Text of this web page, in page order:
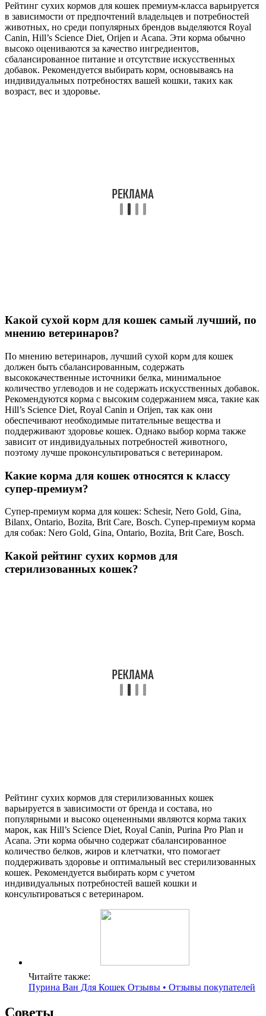
Рейтинг сухих кормов для кошек премиум-класса варьируется
в зависимости от предпочтений владельцев и потребностей
животных, но среди популярных брендов выделяются Royal
Canin, Hill’s Science Diet, Orijen и Acana. Эти корма обычно
высоко оцениваются за качество ингредиентов,
сбалансированное питание и отсутствие искусственных
добавок. Рекомендуется выбирать корм, основываясь на
индивидуальных потребностях вашей кошки, таких как
возраст, вес и здоровье.
Какой сухой корм для кошек самый лучший, по
мнению ветеринаров?
По мнению ветеринаров, лучший сухой корм для кошек
должен быть сбалансированным, содержать
высококачественные источники белка, минимальное
количество углеводов и не содержать искусственных добавок.
Рекомендуются корма с высоким содержанием мяса, такие как
Hill’s Science Diet, Royal Canin и Orijen, так как они
обеспечивают необходимые питательные вещества и
поддерживают здоровье кошек. Однако выбор корма также
зависит от индивидуальных потребностей животного,
поэтому лучше проконсультироваться с ветеринаром.
Какие корма для кошек относятся к классу
супер-премиум?
Супер-премиум корма для кошек: Schesir, Nero Gold, Gina,
Bilanx, Ontario, Bozita, Brit Care, Bosch. Супер-премиум корма
для собак: Nero Gold, Gina, Ontario, Bozita, Brit Care, Bosch.
Какой рейтинг сухих кормов для
стерилизованных кошек?
Рейтинг сухих кормов для стерилизованных кошек
варьируется в зависимости от бренда и состава, но
популярными и высоко оцененными являются корма таких
марок, как Hill’s Science Diet, Royal Canin, Purina Pro Plan и
Acana. Эти корма обычно содержат сбалансированное
количество белков, жиров и клетчатки, что помогает
поддерживать здоровье и оптимальный вес стерилизованных
кошек. Рекомендуется выбирать корм с учетом
индивидуальных потребностей вашей кошки и
консультироваться с ветеринаром.
Читайте также:
Пурина Ван Для Кошек Отзывы • Отзывы покупателей
Советы